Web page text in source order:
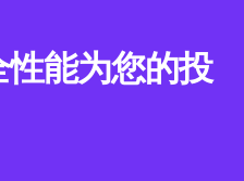
能为您的投